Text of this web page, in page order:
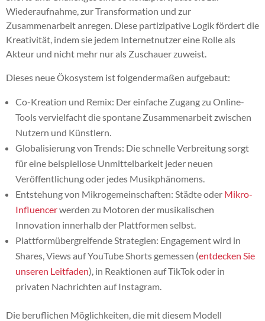
Wiederaufnahme, zur Transformation und zur
Zusammenarbeit anregen. Diese partizipative Logik fördert die
Kreativität, indem sie jedem Internetnutzer eine Rolle als
Akteur und nicht mehr nur als Zuschauer zuweist.
Dieses neue Ökosystem ist folgendermaßen aufgebaut:
Co-Kreation und Remix: Der einfache Zugang zu Online-
Tools vervielfacht die spontane Zusammenarbeit zwischen
Nutzern und Künstlern.
Globalisierung von Trends: Die schnelle Verbreitung sorgt
für eine beispiellose Unmittelbarkeit jeder neuen
Veröffentlichung oder jedes Musikphänomens.
Entstehung von Mikrogemeinschaften: Städte oder Mikro-
Influencerwerden zu Motoren der musikalischen
Innovation innerhalb der Plattformen selbst.
Plattformübergreifende Strategien: Engagement wird in
Shares, Views auf YouTube Shorts gemessen (entdecken Sie
unseren Leitfaden), in Reaktionen auf TikTok oder in
privaten Nachrichten auf Instagram.
Die beruflichen Möglichkeiten, die mit diesem Modell